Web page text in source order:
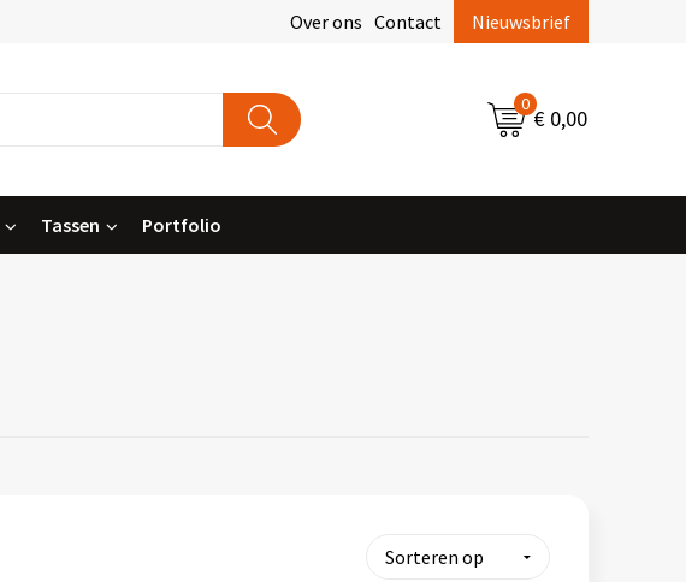
Over ons Contact Nieuwsbrief
0
€ 0,00
Tassen Portfolio